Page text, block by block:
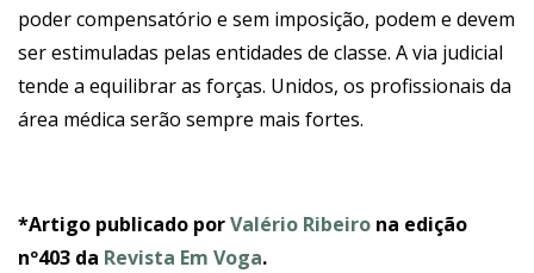
poder compensatório e sem imposição, podem e devem
ser estimuladas pelas entidades de classe. A via judicial
tende a equilibrar as forças. Unidos, os profissionais da
área médica serão sempre mais fortes.
*Artigo publicado porValério Ribeiro na edição
nº403 da Revista Em Voga.